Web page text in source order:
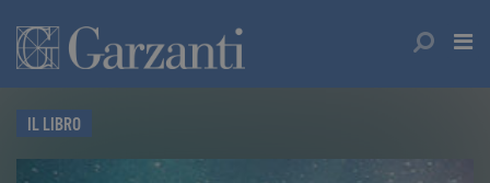
IL LIBRO